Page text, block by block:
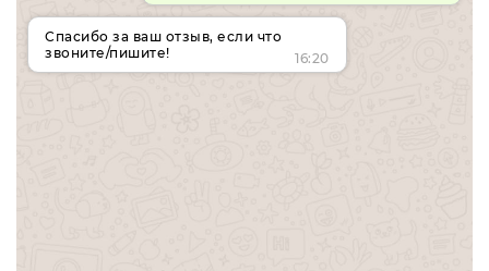
Спасибо за ваш отзыв, если что
звоните/пишите!
16:20